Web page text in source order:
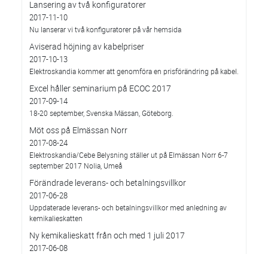
Lansering av två konfiguratorer
2017-11-10
Nu lanserar vi två konfiguratorer på vår hemsida
Aviserad höjning av kabelpriser
2017-10-13
Elektroskandia kommer att genomföra en prisförändring på kabel.
Excel håller seminarium på ECOC 2017
2017-09-14
18-20 september, Svenska Mässan, Göteborg.
Möt oss på Elmässan Norr
2017-08-24
Elektroskandia/Cebe Belysning ställer ut på Elmässan Norr 6-7
september 2017 Nolia, Umeå
Förändrade leverans- och betalningsvillkor
2017-06-28
Uppdaterade leverans- och betalningsvillkor med anledning av
kemikalieskatten
Ny kemikalieskatt från och med 1 juli 2017
2017-06-08